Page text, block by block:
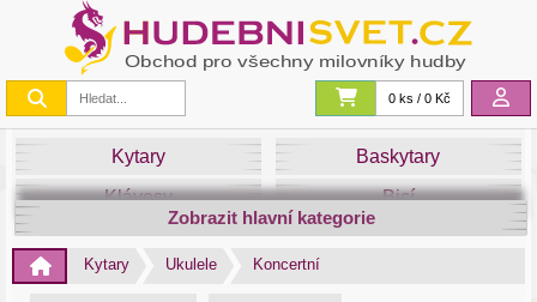
0 ks / 0 Kč
Kytary
Baskytary
Klávesy
Bicí
Smyčce
Dechy
Zobrazit hlavní kategorie
Kytary Ukulele Koncertní